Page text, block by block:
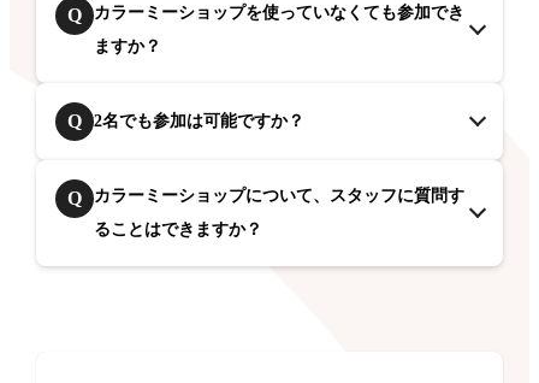
Q
カラーミーショップを使っていなくても参加でき
ますか？
Q 2名でも参加は可能ですか？
Q
カラーミーショップについて、スタッフに質問す
ることはできますか？